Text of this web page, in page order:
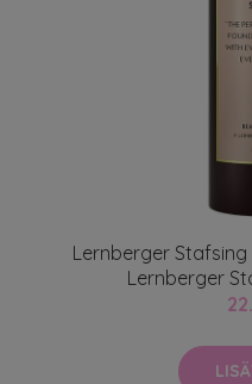
Lernberger Stafsing
Lernberger